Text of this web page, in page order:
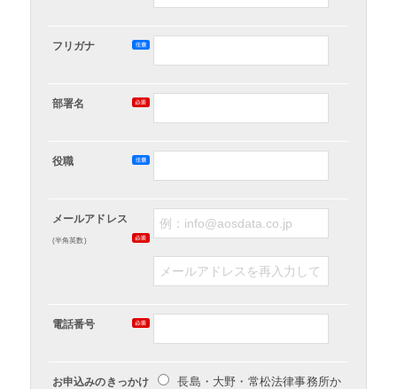
フリガナ
部署名
役職
メールアドレス
(半角英数)
電話番号
お申込みのきっかけ
長島・大野・常松法律事務所か